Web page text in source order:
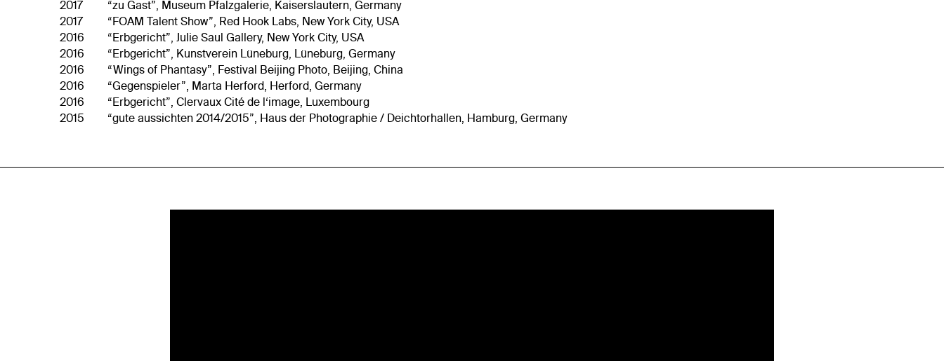
2017
“zu Gast”, Museum Pfalzgalerie, Kaiserslautern, Germany
2017
“FOAM Talent Show”, Red Hook Labs, New York City, USA
2016
“Erbgericht”, Julie Saul Gallery, New York City, USA
2016
“Erbgericht”, Kunstverein Lüneburg, Lüneburg, Germany
2016
“Wings of Phantasy”, Festival Beijing Photo, Beijing, China
2016
“Gegenspieler”, Marta Herford, Herford, Germany
2016
“Erbgericht”, Clervaux Cité de l‘image, Luxembourg
2015
“gute aussichten 2014/2015”, Haus der Photographie / Deichtorhallen, Hamburg, Germany